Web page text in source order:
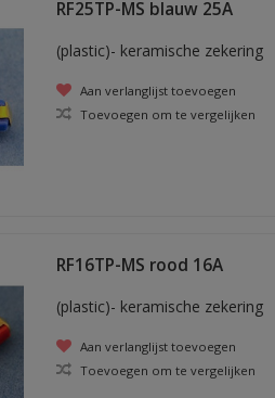
RF25TP-MS blauw 25A
(plastic)- keramische zekering
Aan verlanglijst toevoegen
Toevoegen om te vergelijken
RF16TP-MS rood 16A
(plastic)- keramische zekering
Aan verlanglijst toevoegen
Toevoegen om te vergelijken